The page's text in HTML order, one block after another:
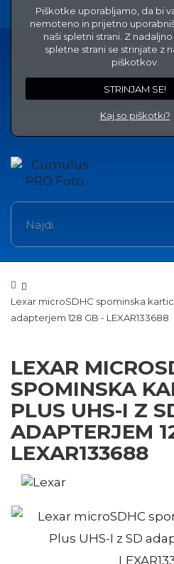
Piškotke uporabljamo, da bi
nemoteno in prijetno
naši spletni strani. Z
spletne strani se strinjate z
piškotkov.
STRINJAM SE!
Kaj so piškotki?
Lexar microSDHC spominska
adapterjem 128 GB - LEXAR133688
LEXAR
SPOMINSKA
PLUS UHS-I Z
ADAPTERJEM
LEXAR133688